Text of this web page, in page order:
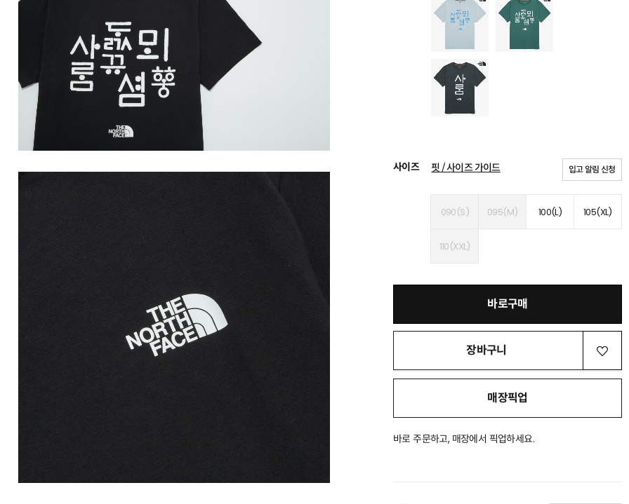
사이즈 핏 / 사이즈 가이드 입고 알림 신청
090(S) 095(M) 100(L) 105(XL)
110(XXL)
바로구매
장바구니
매장픽업
바로 주문하고, 매장에서 픽업하세요.